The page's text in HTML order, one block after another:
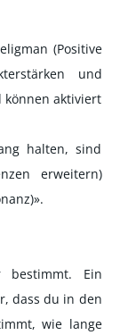
(Positive
und
können aktiviert
halten, sind
erweitern)
bestimmt. Ein
dass du in den
wie lange